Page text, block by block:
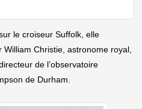
le croiseur Suffolk, elle
Christie, astronome royal,
de l’observatoire
de Durham.